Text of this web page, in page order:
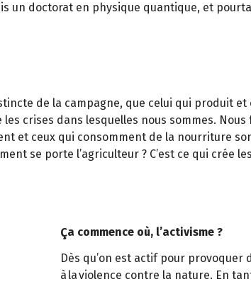
un doctorat en physique quantique, et
de la campagne, que celui qui produit
crises dans lesquelles nous sommes.
et ceux qui consomment de la nourriture
se porte l’agriculteur ? C’est ce qui crée
Ça commence où, l’activisme ?
Dès qu’on est actif pour
à la violence contre la nature. En